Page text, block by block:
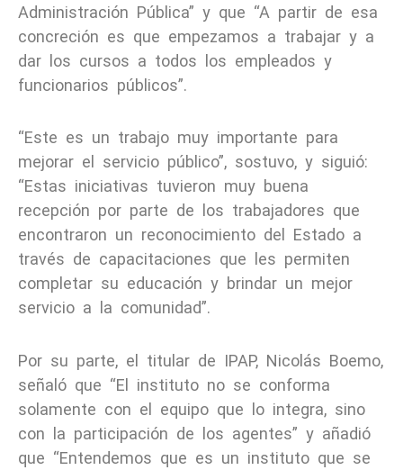
Administración Pública” y que “A partir de esa
concreción es que empezamos a trabajar y a
dar los cursos a todos los empleados y
funcionarios públicos”.
“Este es un trabajo muy importante para
mejorar el servicio público”, sostuvo, y siguió:
“Estas iniciativas tuvieron muy buena
recepción por parte de los trabajadores que
encontraron un reconocimiento del Estado a
través de capacitaciones que les permiten
completar su educación y brindar un mejor
servicio a la comunidad”.
Por su parte, el titular de IPAP, Nicolás Boemo,
señaló que “El instituto no se conforma
solamente con el equipo que lo integra, sino
con la participación de los agentes” y añadió
que “Entendemos que es un instituto que se